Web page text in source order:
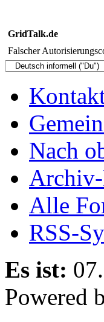
GridTalk.de
Falscher
Nach
Alle
RSS-
Es ist:
Powered